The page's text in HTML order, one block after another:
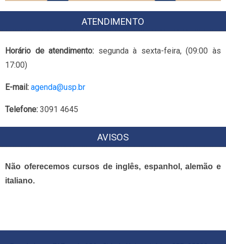
ATENDIMENTO
Horário de atendimento: segunda à sexta-feira, (09:00 às
17:00)
E-mail: agenda@usp.br
Telefone: 3091 4645
AVISOS
Não oferecemos cursos de inglês, espanhol, alemão e
italiano.